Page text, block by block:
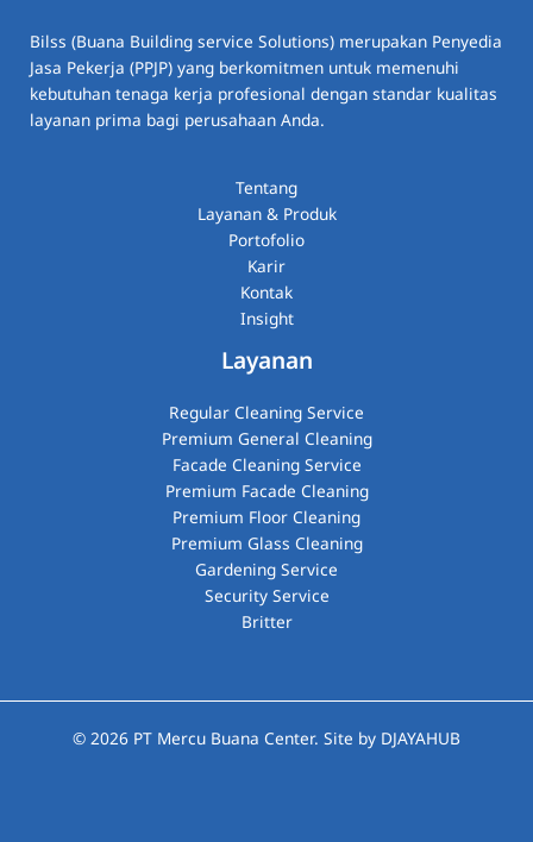
Bilss (Buana Building service Solutions) merupakan Penyedia
Jasa Pekerja (PPJP) yang berkomitmen untuk memenuhi
kebutuhan tenaga kerja profesional dengan standar kualitas
layanan prima bagi perusahaan Anda.
Tentang
Layanan & Produk
Portofolio
Karir
Kontak
Insight
Layanan
Regular Cleaning Service
Premium General Cleaning
Facade Cleaning Service
Premium Facade Cleaning
Premium Floor Cleaning
Premium Glass Cleaning​
Gardening Service
Security Service
Britter
© 2026 PT Mercu Buana Center. Site by DJAYAHUB